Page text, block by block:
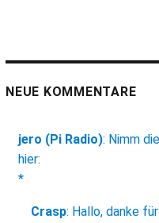
NEUE KOMMENTARE
jero (Pi Radio): Nimm die
hier:
*
Crasp: Hallo, danke für